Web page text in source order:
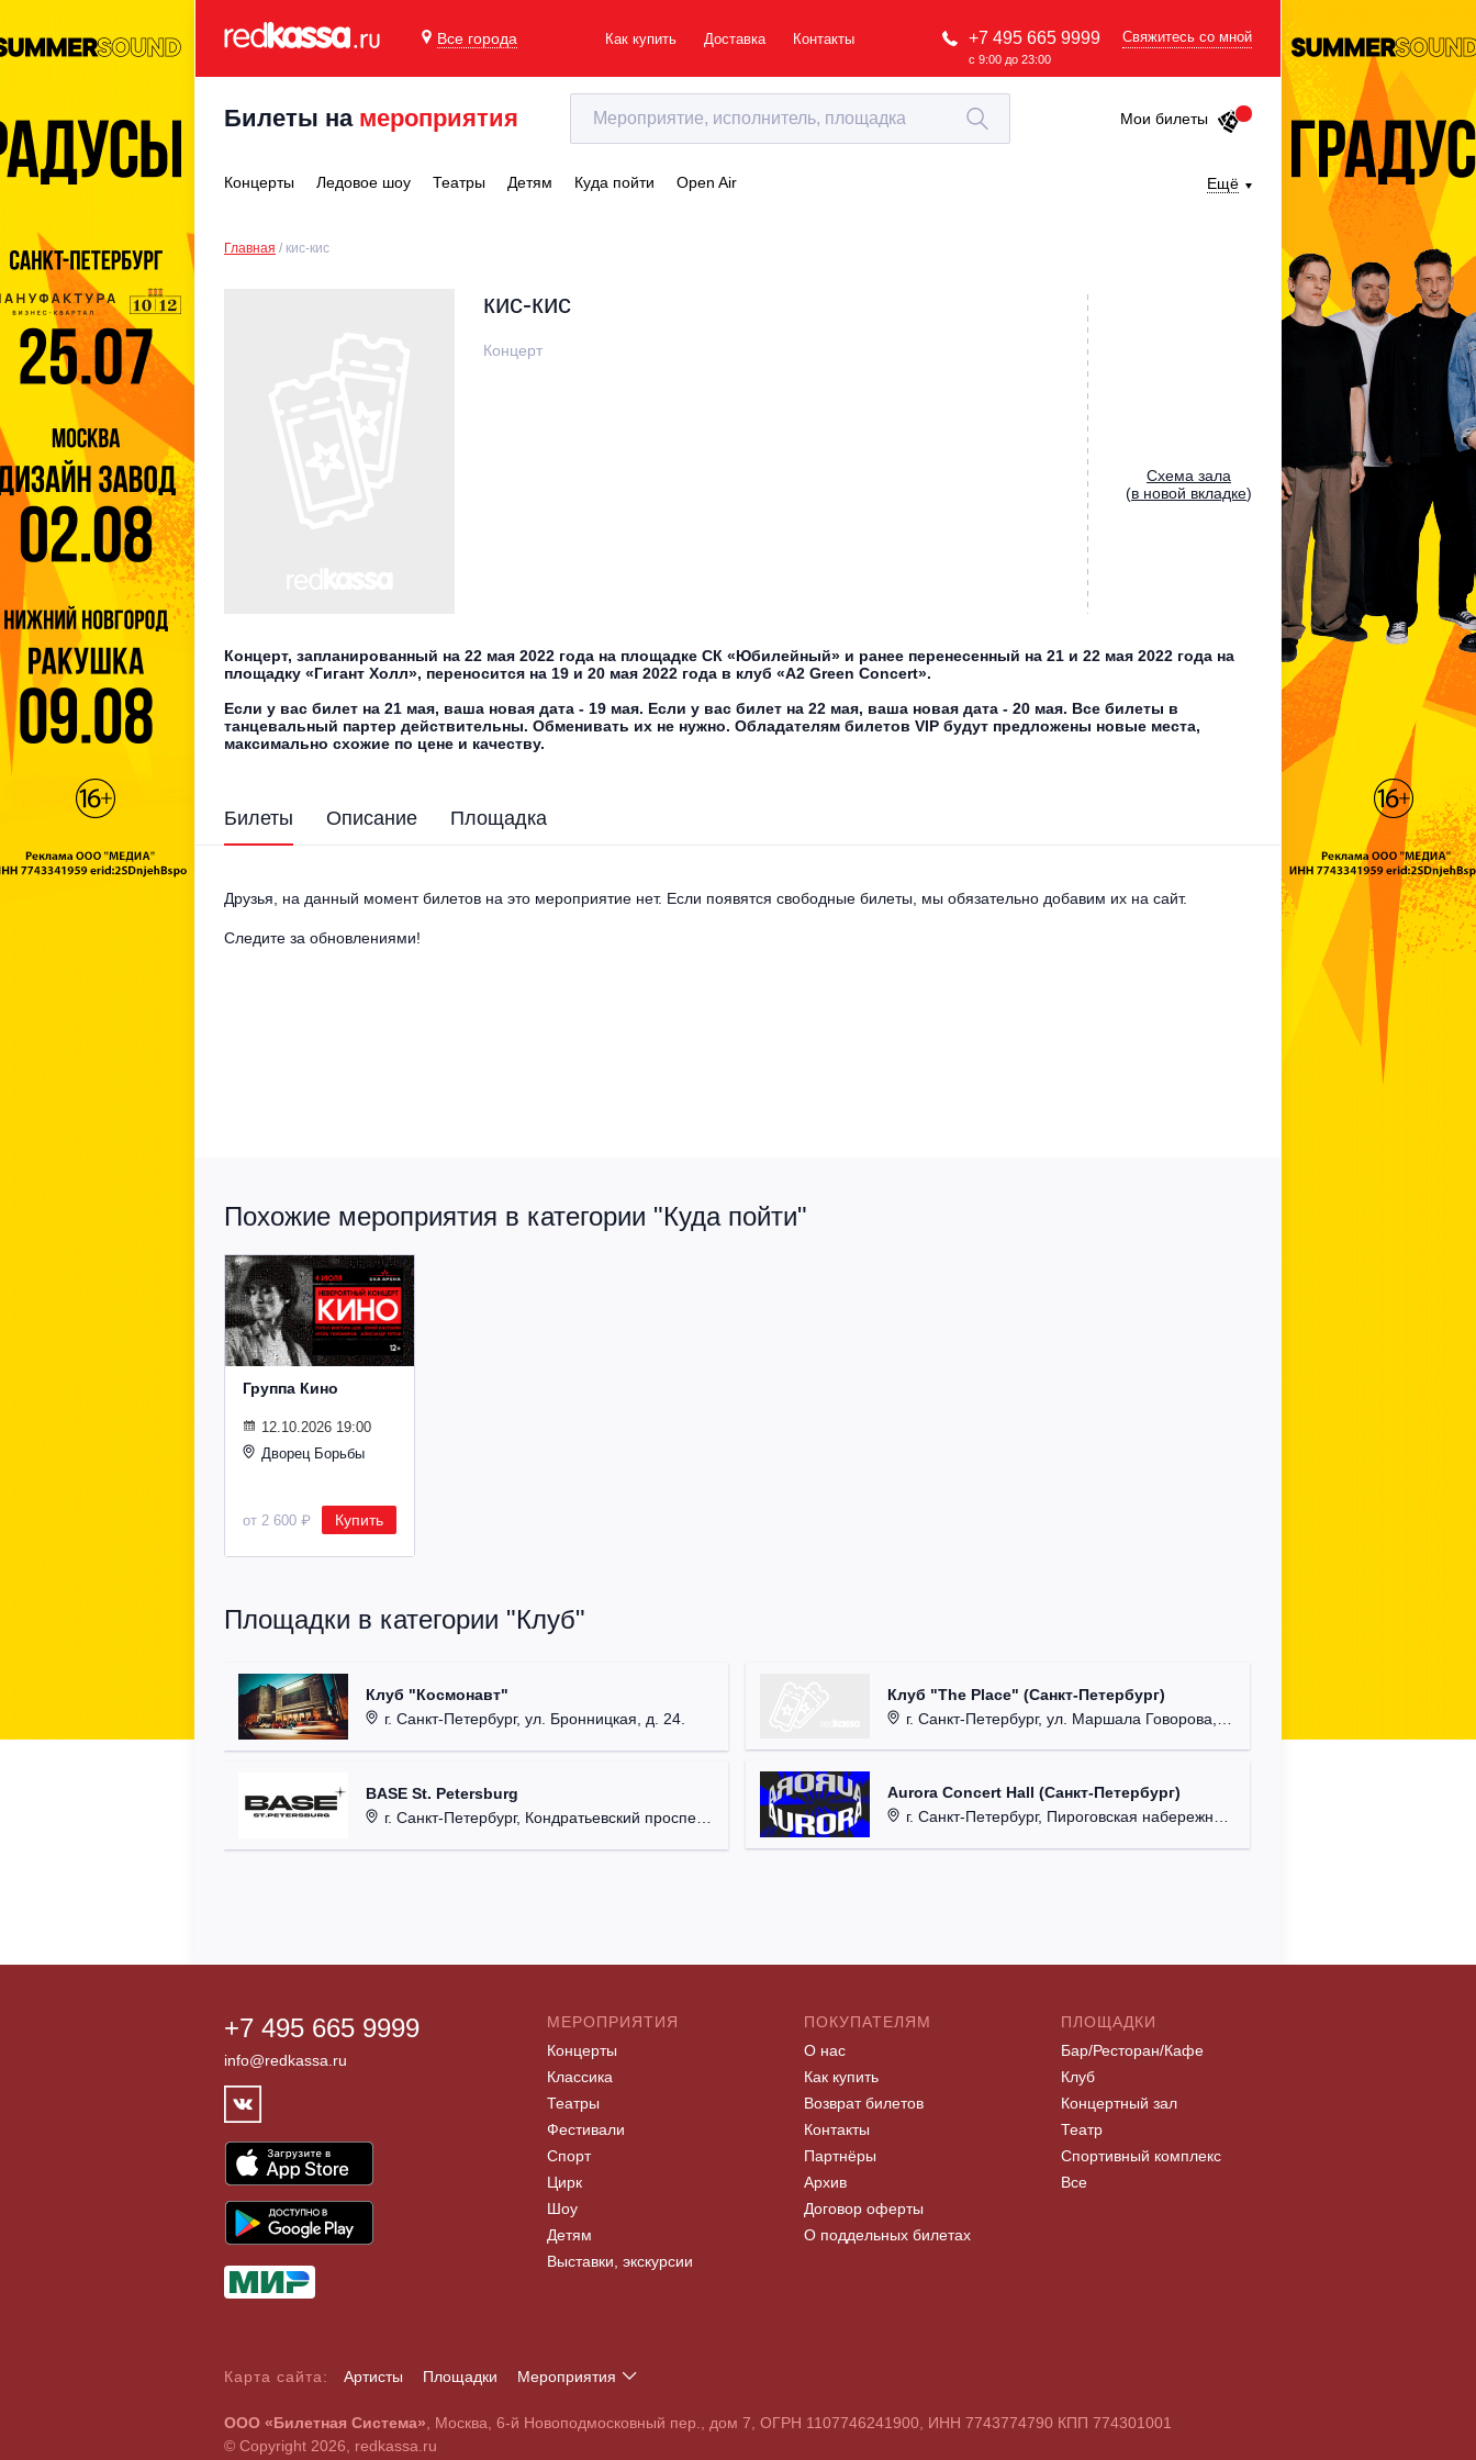
Все города Как купить Доставка Контакты +7 495 665 9999
с 9:00 до 23:00
Свяжитесь со мной
Билеты на мероприятия Мои билеты
Концерты Ледовое шоу Театры Детям Куда пойти Open Air Ещё
Главная кис-кис
кис-кис
Концерт
Cхема зала
(в новой вкладке)
Концерт, запланированный на 22 мая 2022 года на площадке СК «Юбилейный» и ранее перенесенный на 21 и 22 мая 2022 года на
площадку «Гигант Холл», переносится на 19 и 20 мая 2022 года в клуб «A2 Green Concert».
Если у вас билет на 21 мая, ваша новая дата - 19 мая. Если у вас билет на 22 мая, ваша новая дата - 20 мая. Все билеты в
танцевальный партер действительны. Обменивать их не нужно. Обладателям билетов VIP будут предложены новые места,
максимально схожие по цене и качеству.
Билеты Описание Площадка
Друзья, на данный момент билетов на это мероприятие нет. Если появятся свободные билеты, мы обязательно добавим их на сайт.
Следите за обновлениями!
Похожие мероприятия в категории "Куда пойти"
Группа Кино
12.10.2026 19:00
Дворец Борьбы
от 2 600 ₽ Купить
Площадки в категории "Клуб"
Клуб "Космонавт"
г. Санкт-Петербург, ул. Бронницкая, д. 24.
BASE St. Petersburg
г. Санкт-Петербург, Кондратьевский проспект, д. 44.
Клуб "The Place" (Санкт-Петербург)
г. Санкт-Петербург, ул. Маршала Говорова, д. 47.
Aurora Concert Hall (Санкт-Петербург)
г. Санкт-Петербург, Пироговская набережная, д. 5/2.
+7 495 665 9999
info@redkassa.ru
МЕРОПРИЯТИЯ
Концерты
Классика
Театры
Фестивали
Спорт
Цирк
Шоу
Детям
Выставки, экскурсии
ПОКУПАТЕЛЯМ
О нас
Как купить
Возврат билетов
Контакты
Партнёры
Архив
Договор оферты
О поддельных билетах
ПЛОЩАДКИ
Бар/Ресторан/Кафе
Клуб
Концертный зал
Театр
Спортивный комплекс
Все
Карта сайта: Артисты Площадки
Мероприятия
A B C D E F G H I J K L M N O P Q R S T U V W X Y Z
0 1 2 3 4 5 6 7 8 9
ООО «Билетная Система» , Москва, 6-й Новоподмосковный пер., дом 7, ОГРН 1107746241900, ИНН 7743774790 КПП 774301001
© Copyright 2026, redkassa.ru